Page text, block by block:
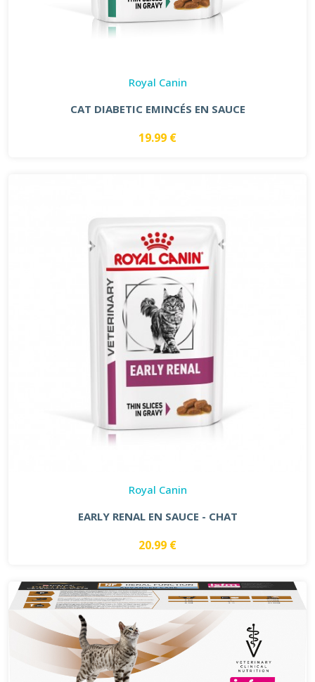
Royal Canin
CAT DIABETIC EMINCÉS EN SAUCE
19.99 €
Royal Canin
EARLY RENAL EN SAUCE - CHAT
20.99 €